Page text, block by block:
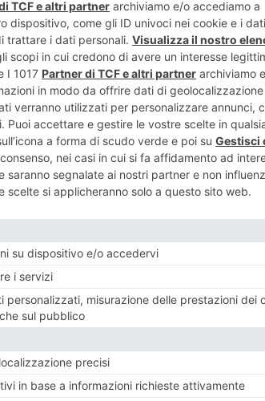
garantita con questi dilettanti allo sbaraglio.Ma se
di sfiducia, allora cipenseremo noi Fratelli
i torinesi a chiedere a Chiara Appendino un
dalla sua elezione, la maggioranza dei nostri
di cambiamento, tradita da una Giunta di
e delle frange più estreme e violente dei centri
centrosinistra in decenni di amministrazione>>.
COME